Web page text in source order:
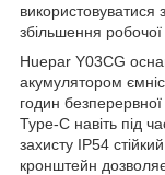
збільшення робочої
Huepar Y03CG
акумулятором
годин
Type-C навіть під
захисту IP54
кронштейн